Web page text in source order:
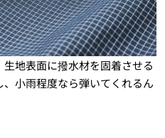
地表面に撥水材を固着させる
小雨程度なら弾いてくれるん